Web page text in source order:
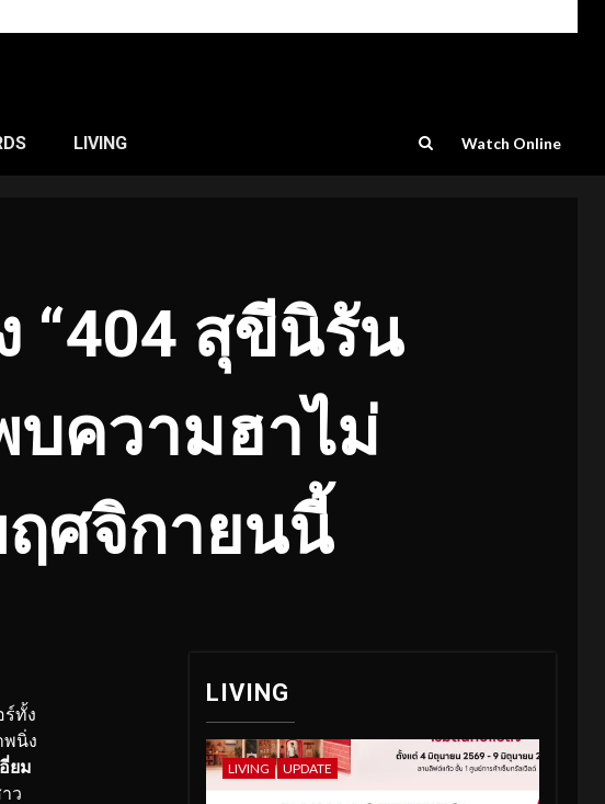
LIVING Watch Online
“404 สุขีนิรัน
บความฮาไม่
ศจิกายนนี้
ร์ทั้ง
พนิ่ง
ยม
ว
LIVING
LIVING UPDATE